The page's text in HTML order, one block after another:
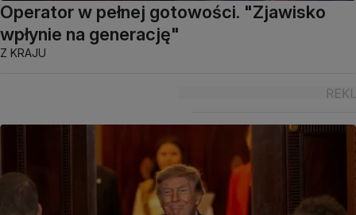
Operator w pełnej gotowości. "Zjawisko
wpłynie na generację"
Z KRAJU